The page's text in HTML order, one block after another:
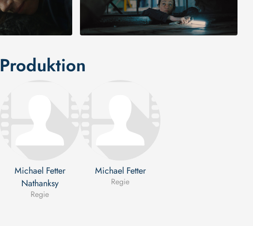
Produktion
Michael Fetter
Nathanksy
Regie
Michael Fetter
Regie